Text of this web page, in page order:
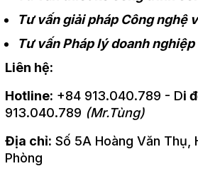
Tư vấn giải pháp Công nghệ
Tư vấn Pháp lý doanh nghiệp
Liên hệ:
Hotline: +84 913.040.789 - Di
913.040.789 (Mr.Tùng)
Địa chỉ: Số 5A Hoàng Văn Thụ,
Phòng